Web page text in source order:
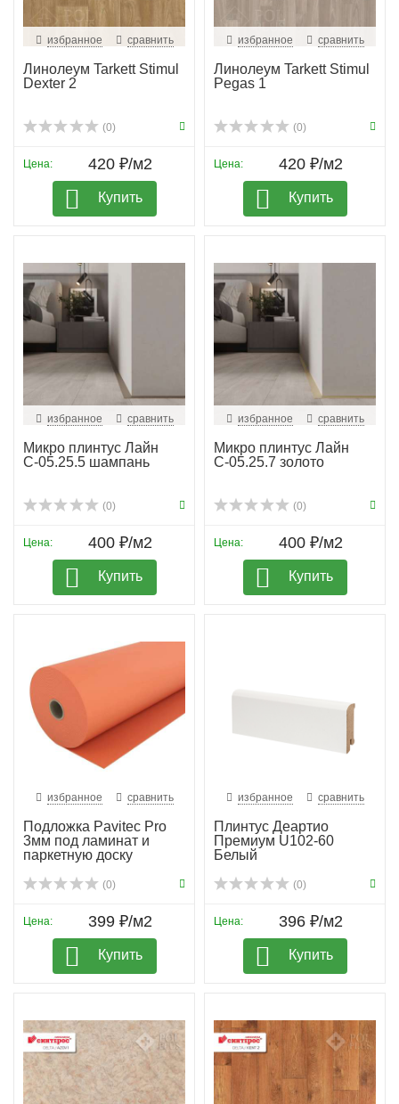
избранное сравнить
Линолеум Tarkett Stimul
Dexter 2
(0)
Цена: 420 ₽/м2
Купить
избранное сравнить
Линолеум Tarkett Stimul
Pegas 1
(0)
Цена: 420 ₽/м2
Купить
избранное сравнить
Микро плинтус Лайн
С-05.25.5 шампань
(0)
Цена: 400 ₽/м2
Купить
избранное сравнить
Микро плинтус Лайн
С-05.25.7 золото
(0)
Цена: 400 ₽/м2
Купить
избранное сравнить
Подложка Pavitec Pro
3мм под ламинат и
паркетную доску
(0)
Цена: 399 ₽/м2
Купить
избранное сравнить
Плинтус Деартио
Премиум U102-60
Белый
(0)
Цена: 396 ₽/м2
Купить